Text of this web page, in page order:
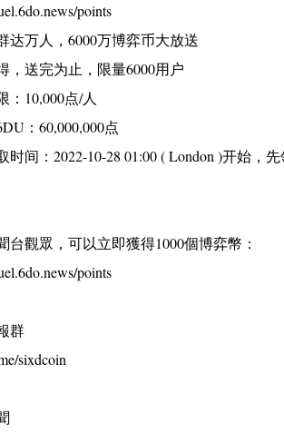
points
达万人，6000万博弈币大放送
，送完为止，限量6000用户
：10,000点/人
：60,000,000点
时间：2022-10-28 01:00 ( London )开始，
台觀眾，可以立即獲得1000個博弈幣：
points
群
sixdcoin